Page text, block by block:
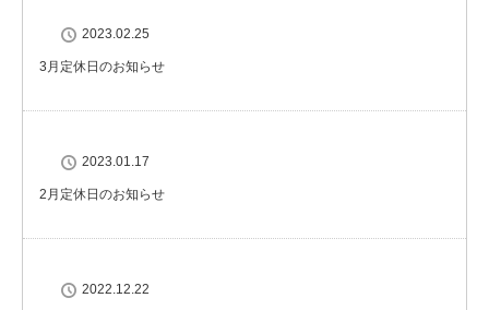
2023.02.25
3月定休日のお知らせ
2023.01.17
2月定休日のお知らせ
2022.12.22